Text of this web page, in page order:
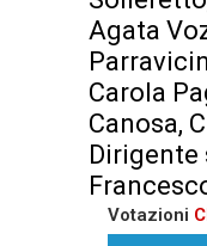
Agata
Carola
Canosa,
Dirigente
Votazioni